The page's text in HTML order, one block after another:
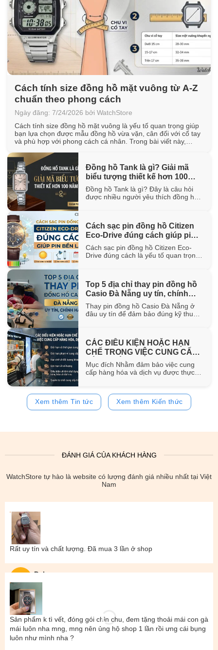
Cách tính size đồng hồ mặt vuông từ A-Z
chuẩn theo phong cách
Ngày đăng: 7/24/2026 bởi WatchStore
Cách tính size đồng hồ mặt vuông là yếu tố quan trọng giúp
bạn lựa chọn được mẫu đồng hồ vừa vặn, cân đối với cổ tay
và phù hợp với phong cách cá nhân. Trong bài viết này,
thước mặt vuông [...]
Đồng hồ Tank là gì? Giải mã
biểu tượng thiết kế hơn 100
năm tuổi
Đồng hồ Tank là gì? Đây là câu hỏi
được nhiều người yêu thích đồng hồ
Trong bài viết này, WatchStore sẽ
giúp bạn khám phá nguồn gốc ra đời,
đặc điểm [...]
Cách sạc pin đồng hồ Citizen
Eco-Drive đúng cách giúp pin
bền lâu
Cách sạc pin đồng hồ Citizen Eco-
Drive đúng cách là yếu tố quan trọng
WatchStore sẽ hướng dẫn chi tiết các
phương pháp sạc bằng ánh sáng mặt
trời, ánh [...]
Top 5 địa chỉ thay pin đồng hồ
Casio Đà Nẵng uy tín, chính
hãng
Thay pin đồng hồ Casio Đà Nẵng ở
đâu uy tín để đảm bảo đúng kỹ thuật
thay pin Casio đáng tin cậy tại Đà
Nẵng, đồng thời chia sẻ quy trình
thay pin và bảng giá tham [...]
CÁC ĐIỀU KIỆN HOẶC HẠN
CHẾ TRONG VIỆC CUNG CẤP
HÀNG HÓA, DỊCH VỤ
Mục đích Nhằm đảm bảo việc cung
cấp hàng hóa và dịch vụ được thực
khách hàng, website
https://www.watchstore.vn công bố
các điều kiện và giới hạn áp dụng đối
Xem thêm Tin tức Xem thêm Kiến thức
ĐÁNH GIÁ CỦA KHÁCH HÀNG
WatchStore tự hào là website có lượng đánh giá nhiều nhất tại Việt
Nam
Đal
Rất uy tín và chất lượng. Đã mua 3 lần ở shop
Sản phẩm k tì vết, đóng gói chỉn chu, đem tặng thoải mái con gà
mái luôn nha mng, mng nên ủng hộ shop 1 lần rồi ưng cái bụng
luôn như mình nha ?